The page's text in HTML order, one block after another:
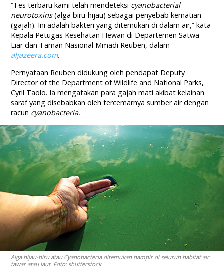
“Tes terbaru kami telah mendeteksi cyanobacterial
neurotoxins(alga biru-hijau) sebagai penyebab kematian
(gajah). Ini adalah bakteri yang ditemukan di dalam air,” kata
Kepala Petugas Kesehatan Hewan di Departemen Satwa
Liar dan Taman Nasional Mmadi Reuben, dalam
aljazeera.com.
Pernyataan Reuben didukung oleh pendapat Deputy
Director of the Department of Wildlife and National Parks,
Cyril Taolo. Ia mengatakan para gajah mati akibat kelainan
saraf yang disebabkan oleh tercemarnya sumber air dengan
racun cyanobacteria.
Alga hijau-biru atau Cyanobacteria ditemukan hampir di seluruh habitat air
tawar atau laut. Foto: shutterstock